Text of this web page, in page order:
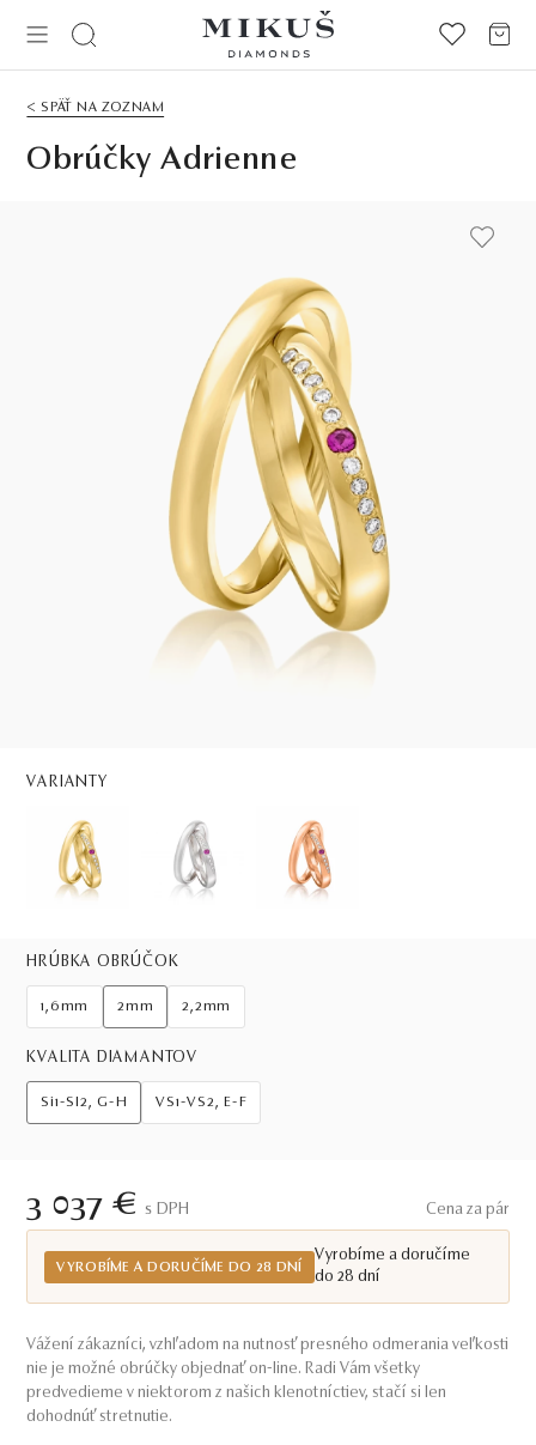
< SPÄŤ NA ZOZNAM
Obrúčky Adrienne
VARIANTY
HRÚBKA OBRÚČOK
1,6mm 2mm 2,2mm
KVALITA DIAMANTOV
Si1-SI2, G-H VS1-VS2, E-F
3 037 € S DPH Cena za pár
VYROBÍME A DORUČÍME DO 28 DNÍ
Vyrobíme a doručíme
do 28 dní
Vážení zákazníci, vzhľadom na nutnosť presného odmerania veľkosti
nie je možné obrúčky objednať on-line. Radi Vám všetky
predvedieme v niektorom z našich klenotníctiev, stačí si len
dohodnúť stretnutie.